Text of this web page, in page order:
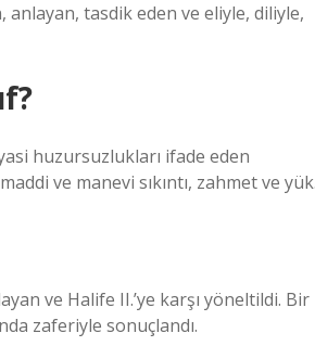
tasdik eden ve eliyle, diliyle,
huzursuzlukları ifade eden
ve manevi sıkıntı, zahmet ve
ve Halife II.’ye karşı yöneltildi. Bir
zaferiyle sonuçlandı.